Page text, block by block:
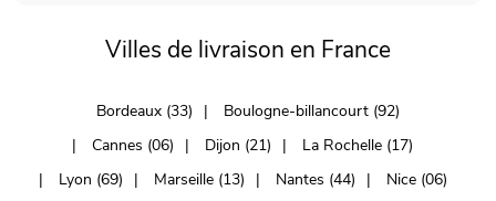
Villes de livraison en France
Bordeaux (33)
Boulogne-billancourt (92)
Cannes (06)
Dijon (21)
La Rochelle (17)
Lyon (69)
Marseille (13) Nantes (44)
Nice (06)